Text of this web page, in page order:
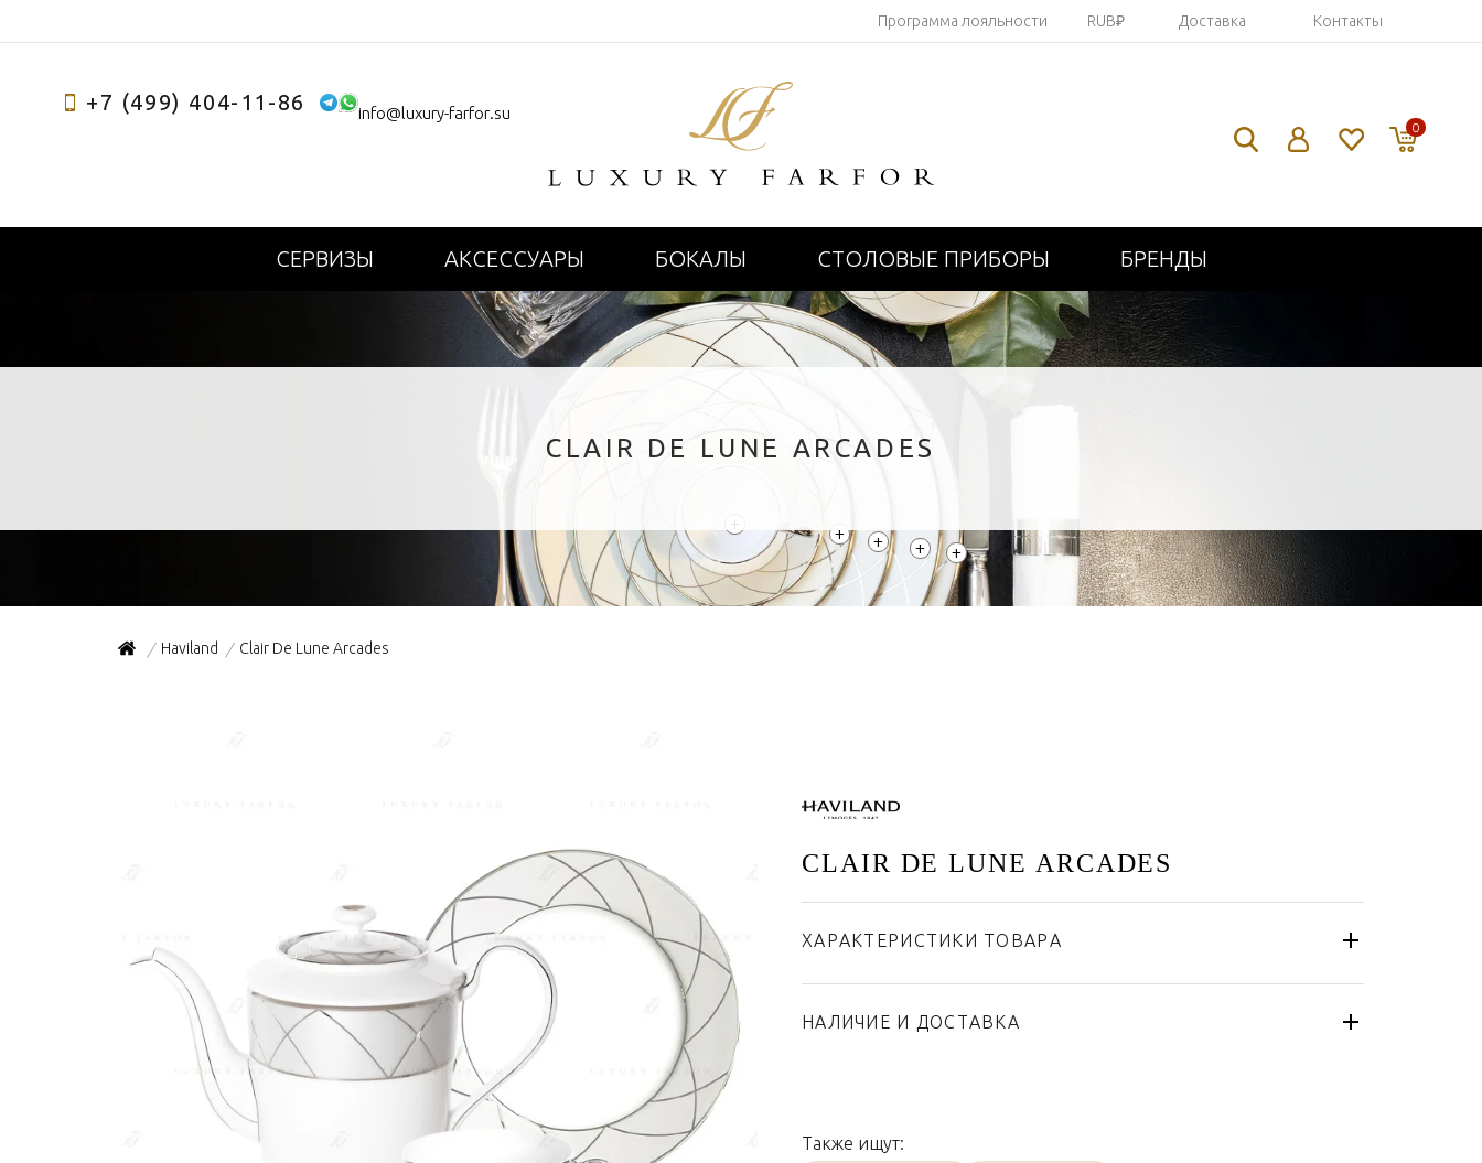
Программа лояльности RUB₽ Доставка Контакты
+7 (499) 404-11-86 info@luxury-farfor.su
0
СЕРВИЗЫ АКСЕССУАРЫ БОКАЛЫ СТОЛОВЫЕ ПРИБОРЫ БРЕНДЫ
+
+
+
+
+
CLAIR DE LUNE ARCADES
/ Haviland / Clair De Lune Arcades
CLAIR DE LUNE ARCADES
ХАРАКТЕРИСТИКИ ТОВАРА
Материал
Платин, Фарфор
НАЛИЧИЕ И ДОСТАВКА
Также ищут: